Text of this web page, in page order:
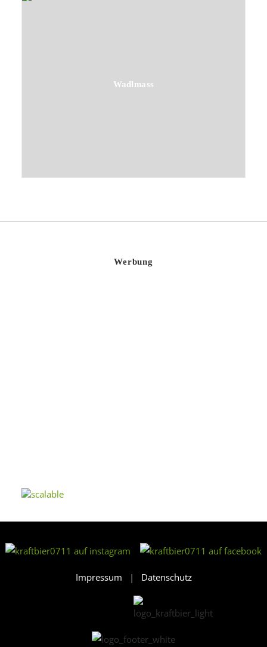
Wadlmass
Werbung
Impressum | Datenschutz